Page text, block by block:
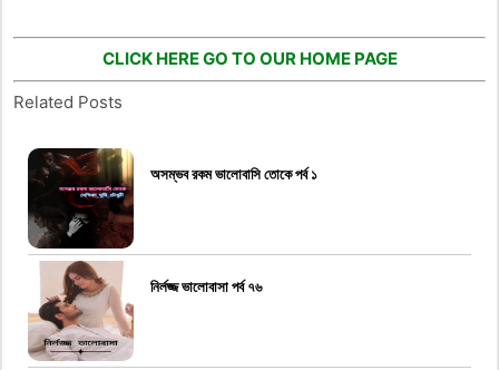
CLICK HERE GO TO OUR HOME PAGE
Related Posts
অসম্ভব রকম ভালোবাসি তোকে পর্ব ১
নির্লজ্জ ভালোবাসা পর্ব ৭৬